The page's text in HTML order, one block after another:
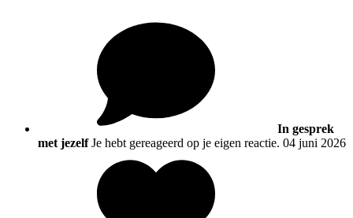
In gesprek
met jezelf Je hebt gereageerd op je eigen reactie. 04 juni 2026